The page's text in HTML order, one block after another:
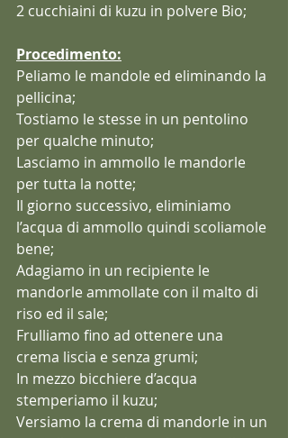
2 cucchiaini di kuzu in polvere Bio;
Procedimento:
Peliamo le mandole ed eliminando la
pellicina;
Tostiamo le stesse in un pentolino
per qualche minuto;
Lasciamo in ammollo le mandorle
per tutta la notte;
Il giorno successivo, eliminiamo
l’acqua di ammollo quindi scoliamole
bene;
Adagiamo in un recipiente le
mandorle ammollate con il malto di
riso ed il sale;
Frulliamo fino ad ottenere una
crema liscia e senza grumi;
In mezzo bicchiere d’acqua
stemperiamo il kuzu;
Versiamo la crema di mandorle in un